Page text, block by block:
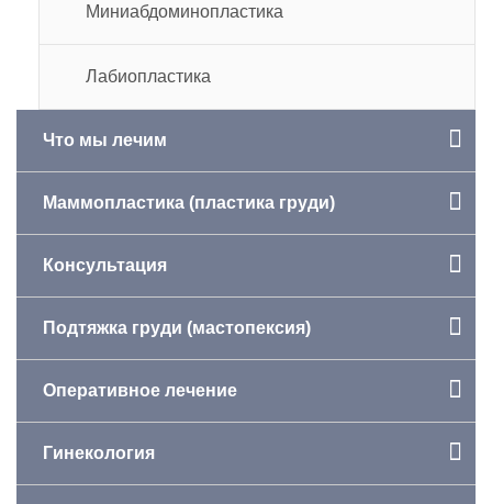
Миниабдоминопластика
Лабиопластика
Что мы лечим
Маммопластика (пластика груди)
Консультация
Подтяжка груди (мастопексия)
Оперативное лечение
Гинекология